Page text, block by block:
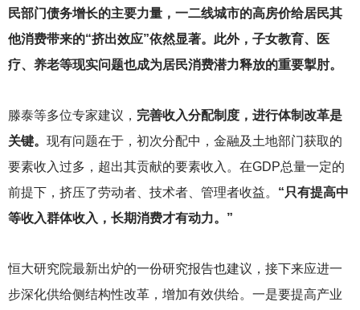
民部门债务增长的主要力量，一二线城市的高房价给居民其
他消费带来的“挤出效应”依然显著。此外，子女教育、医
疗、养老等现实问题也成为居民消费潜力释放的重要掣肘。
滕泰等多位专家建议， 完善收入分配制度，进行体制改革是
关键。 现有问题在于，初次分配中，金融及土地部门获取的
要素收入过多，超出其贡献的要素收入。在GDP总量一定的
前提下，挤压了劳动者、技术者、管理者收益。 “只有提高中
等收入群体收入，长期消费才有动力。”
恒大研究院最新出炉的一份研究报告也建议，接下来应进一
步深化供给侧结构性改革，增加有效供给。一是要提高产业